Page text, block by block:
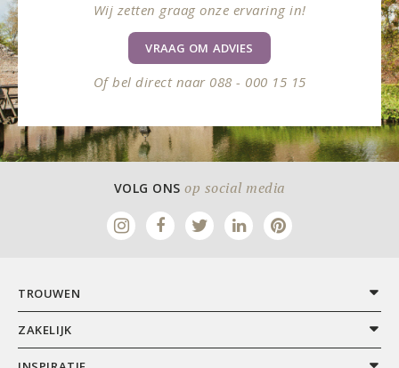
Wij zetten graag onze ervaring in!
VRAAG OM ADVIES
Of bel direct naar 088 - 000 15 15
VOLG ONS op social media
TROUWEN
ZAKELIJK